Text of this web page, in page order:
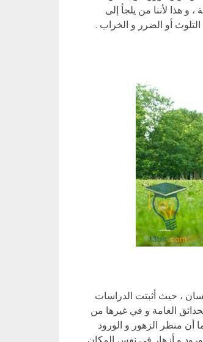
هذا لأننا من يلجأ إلى
أو الضرر و الخراب .
، حيث أثبتت الدراسات
العامة و في غيرها من
أن منظر الزهور و الورود